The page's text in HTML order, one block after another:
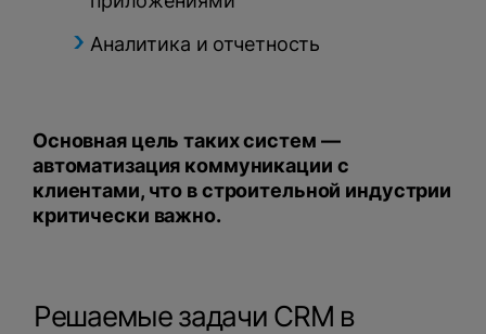
Аналитика и отчетность
Основная цель таких систем —
автоматизация коммуникации с
клиентами, что в строительной индустрии
критически важно.
Решаемые задачи CRM в